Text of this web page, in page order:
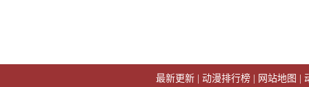
最新更新 动漫排行榜 网站地图